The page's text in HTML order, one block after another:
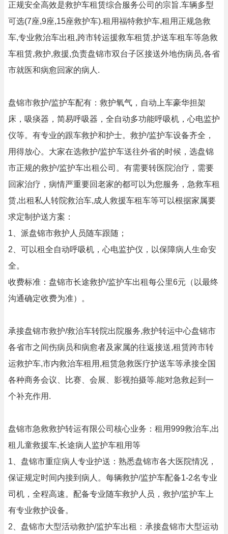
正规安全高效是救护车租赁综合服务公司的宗旨.车辆多型
可选(7座,9座,15座救护车).租用福特救护车,租用正规急救
车,专业救治车出租,跨市转运援救车租赁,护送车租车等急救
车租赁,救护,救援,负责盘锦市双台子区接送外地伤病员,各省
市就医和病愈回家的病人.
盘锦市救护/监护车配有：救护氧气，自动上车豪华担架
床，吸痰器，简易呼吸器，全自动多功能呼吸机，心电监护
仪等。有专业的跟车救护和护士。救护/监护车设备齐全，
用得放心。大家在选救护/监护车送往外省的时候，选盘锦
市正规的救护/监护车出租公司。有需要转医院治疗，需要
回家治疗，病情严重要回老家的都可以为您服务，急救车租
赁,出租私人转院救治车,成人救援车租车等可以根据家属要
求定制护送方案：
1、派盘锦市救护人员随车跟随；
2、可以租全自动呼吸机，心电监护仪，以保障病人生命安
全。
收费标准：盘锦市长途救护/监护车出租每公里6元（以最终
沟通确定收费为准）。
承接盘锦市救护/救治车转院出院服务,救护转运中心盘锦市
各省市之间伤病员和病愈者及家属的往返接送,租赁跨市转
运救护车,市内救治车租用,租赁急救医疗护送车等承接全国
各种商务会议、比赛、会展、影视拍摄等.能对急救起到一
个补充作用.
盘锦市急救救护转运有限公司核心业务：租用999救治车,出
租儿童救援车,长途病人监护车租用等
1、盘锦市重症病人专业护送：熟悉盘锦市各大医院情况，
保证规定时间内接到病人。每辆救护/监护车配备1-2名专业
司机，全程高速。配备专业随车救护人员，救护/监护车上
有专业救护设备。
2、盘锦市大型活动救护/监护车出租：承接盘锦市大型运动